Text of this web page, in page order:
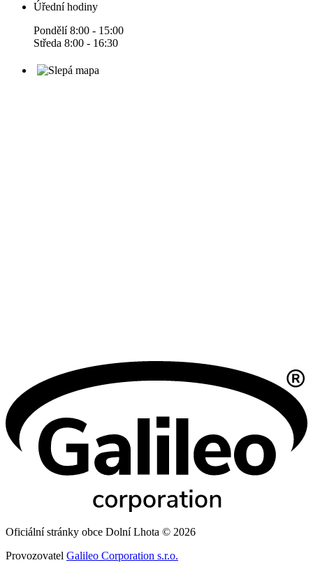
Úřední hodiny
Pondělí 8:00 - 15:00
Středa 8:00 - 16:30
Oficiální stránky obce Dolní Lhota © 2026
Provozovatel Galileo Corporation s.r.o.